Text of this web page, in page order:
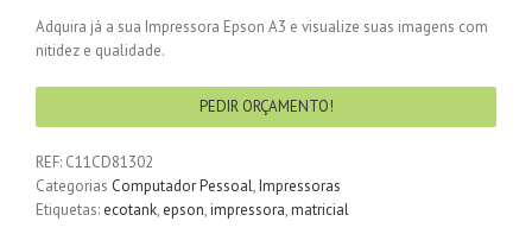
Adquira já a sua Impressora Epson A3 e visualize suas imagens com
nitidez e qualidade.
PEDIR ORÇAMENTO!
REF: C11CD81302
Categorias Computador Pessoal,Impressoras
Etiquetas: ecotank, epson,impressora,matricial